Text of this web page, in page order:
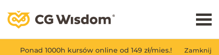
Zamknij
Ponad 1000h kursów online od 149 zł/mies.!